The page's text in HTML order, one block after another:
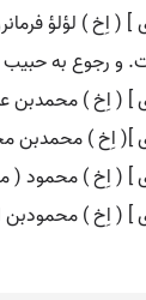
] ( اِخ ) محمدبن
]( اِخ ) محمدبن
] ( اِخ ) محمود (
] ( اِخ )